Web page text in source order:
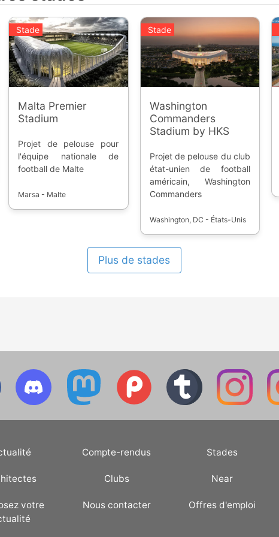
ui/country/co.png)
ui/country/ec.png)
ui/country/jp.png)
ui/country/pe.png)
ui/country/qa.png)
ui/country/uy.png)
ui/country/ve.png)
Stade
Malta Premier
Stadium
Projet de pelouse pour
l'équipe nationale de
football de Malte
Marsa - Malte
Stade
Washington
Commanders
Stadium by HKS
Projet de pelouse du club
état-unien de football
américain, Washington
Commanders
Washington, DC - États-Unis
Plus de stades
Compte-rendus Stades
Clubs Near
votre
Nous contacter Offres d'emploi